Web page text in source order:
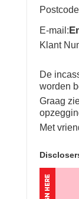
E-mail:
Klant
De
worden
Graag
Met